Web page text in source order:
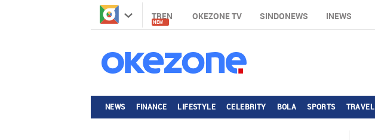
TREN
NEW
OKEZONE TV SINDONEWS INEWS
NEWS FINANCE LIFESTYLE CELEBRITY BOLA SPORTS TRAVEL